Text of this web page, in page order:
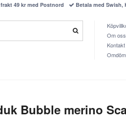
Bubble merino
49 kr med Postnord Betala med Swish,
Om oss
Kontakt